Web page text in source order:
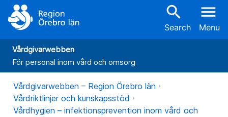
search
Search
menu
Menu
Vårdgivarwebben
För personal inom vård och omsorg
Vårdgivarwebben – Region Örebro län
Vårdriktlinjer och kunskapsstöd
Vårdhygien – infektionsprevention inom vård och